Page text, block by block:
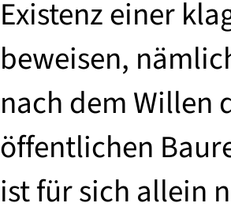
Existenz einer
beweisen,
nach dem Willen
öffentlichen
ist für sich allein